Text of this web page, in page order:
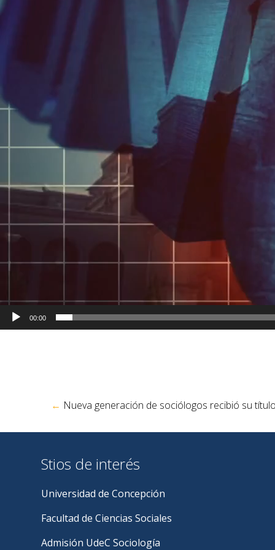
00:00
← Nueva generación de sociólogos recibió su
Stios de interés
Universidad de Concepción
Facultad de Ciencias Sociales
Admisión UdeC Sociología